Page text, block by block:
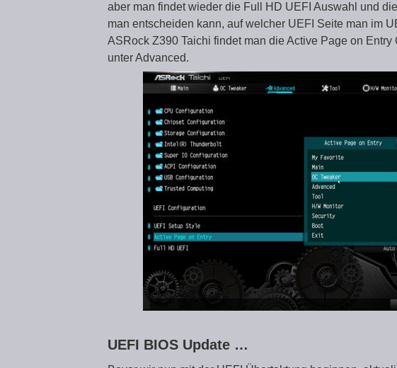
aber man findet wieder die Full HD UEFI Auswahl und
man entscheiden kann, auf welcher UEFI Seite man im
ASRock Z390 Taichi findet man die Active Page on
unter Advanced.
UEFI BIOS Update …